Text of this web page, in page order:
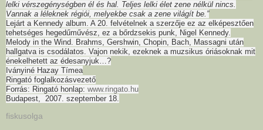
lelki vérszegénységben él és hal. Teljes lelki élet zene nélkül nincs.
Vannak a léleknek régiói, melyekbe csak a zene világít be.”
Lejárt a Kennedy album. A 20. felvételnek a szerzője ez az elképesztően
tehetséges hegedűművész, ez a bőrdzsekis punk, Nigel Kennedy.
Melody in the Wind. Brahms, Gershwin, Chopin, Bach, Massagni után
hallgatva is csodálatos. Vajon nekik, ezeknek a muzsikus óriásoknak mit
énekelhetett az édesanyjuk…?
Iványiné Hazay Tímea
Ringató foglalkozásvezető
Forrás: Ringató honlap: www.ringato.hu
Budapest, 2007. szeptember 18.
fiskusolga